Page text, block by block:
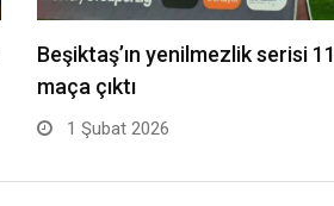
Beşiktaş’ın yenilmezlik serisi 11
maça çıktı
1 Şubat 2026